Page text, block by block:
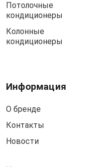
Потолочные
кондиционеры
Колонные
кондиционеры
Информация
О бренде
Контакты
Новости